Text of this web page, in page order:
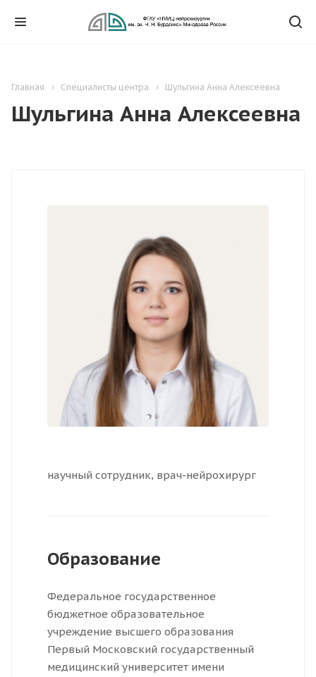
Главная Специалисты центра Шульгина Анна Алексеевна
Шульгина Анна Алексеевна
научный сотрудн­ик, врач-нейрохирург
Образование
Федеральное государственное
бюджетное образовательное
учреждение высшего образования
Первый Московский государственный
медицинский университет имени